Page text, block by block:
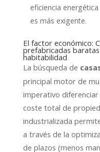
eficiencia
es más exigente.
El factor económico:
prefabricadas
habitabilidad
La búsqueda de
principal motor de
imperativo
coste total de
industrializada
a través de la
de plazos (menos